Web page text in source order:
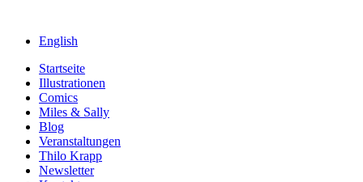
English
Startseite
Illustrationen
Comics
Miles & Sally
Blog
Veranstaltungen
Thilo Krapp
Newsletter